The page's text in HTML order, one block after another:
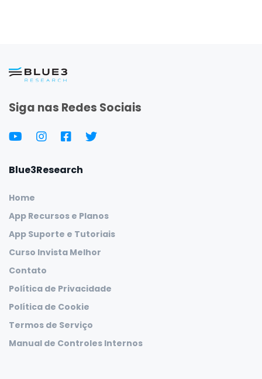
Siga nas Redes Sociais
Blue3Research
Home
App Recursos e Planos
App Suporte e Tutoriais
Curso Invista Melhor
Contato
Política de Privacidade
Política de Cookie
Termos de Serviço
Manual de Controles Internos